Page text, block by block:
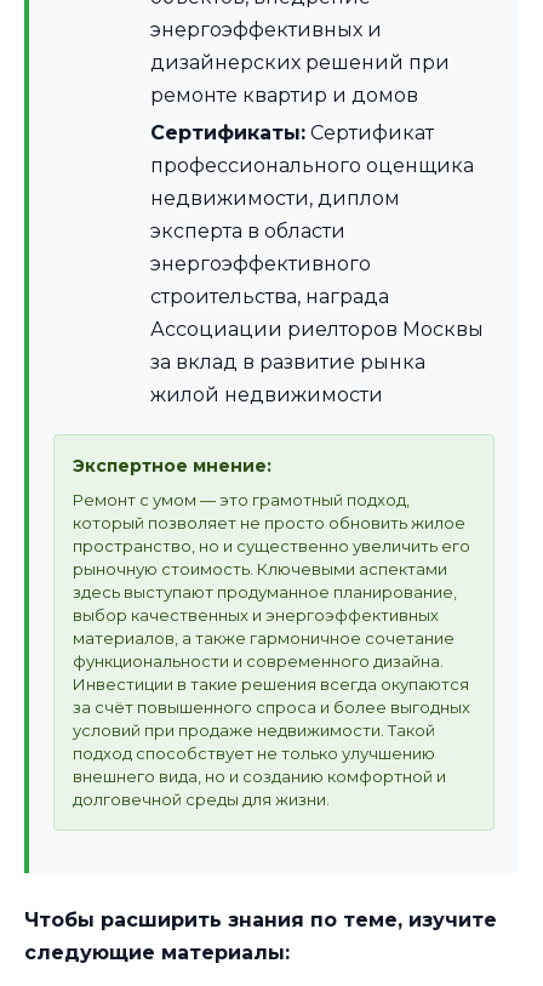
энергоэффективных и
дизайнерских решений при
ремонте квартир и домов
Сертификаты: Сертификат
профессионального оценщика
недвижимости, диплом
эксперта в области
энергоэффективного
строительства, награда
Ассоциации риелторов Москвы
за вклад в развитие рынка
жилой недвижимости
Экспертное мнение:
Ремонт с умом — это грамотный подход,
который позволяет не просто обновить жилое
пространство, но и существенно увеличить его
рыночную стоимость. Ключевыми аспектами
здесь выступают продуманное планирование,
выбор качественных и энергоэффективных
материалов, а также гармоничное сочетание
функциональности и современного дизайна.
Инвестиции в такие решения всегда окупаются
за счёт повышенного спроса и более выгодных
условий при продаже недвижимости. Такой
подход способствует не только улучшению
внешнего вида, но и созданию комфортной и
долговечной среды для жизни.
Чтобы расширить знания по теме, изучите
следующие материалы: